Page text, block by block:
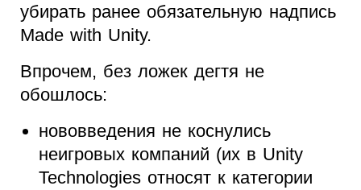
убирать ранее обязательную надпись
Made with Unity.
Впрочем, без ложек дегтя не
обошлось:
нововведения не коснулись
неигровых компаний (их в Unity
Technologies относят к категории